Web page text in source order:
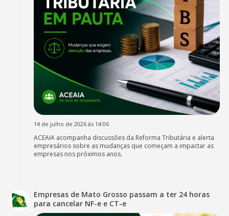
14 de julho de 2026 às 14:06
ACEAIA acompanha discussões da Reforma Tributária e alerta
empresários sobre as mudanças que começam a impactar as
empresas nos próximos anos.
Empresas de Mato Grosso passam a ter 24 horas
para cancelar NF-e e CT-e